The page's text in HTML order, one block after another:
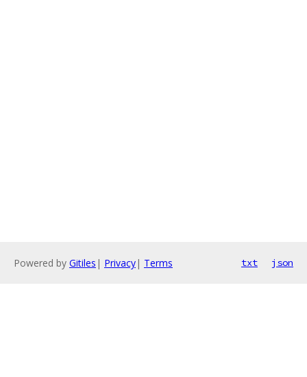
Powered by Gitiles | Privacy| Terms txt json